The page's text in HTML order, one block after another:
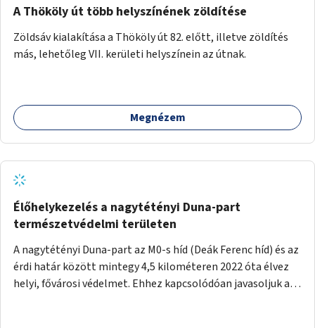
A Thököly út több helyszínének zöldítése
Zöldsáv kialakítása a Thököly út 82. előtt, illetve zöldítés
más, lehetőleg VII. kerületi helyszínein az útnak.
Megnézem
Élőhelykezelés a nagytétényi Duna-part
természetvédelmi területen
A nagytétényi Duna-part az M0-s híd (Deák Ferenc híd) és az
érdi határ között mintegy 4,5 kilométeren 2022 óta élvez
helyi, fővárosi védelmet. Ehhez kapcsolódóan javasoljuk a